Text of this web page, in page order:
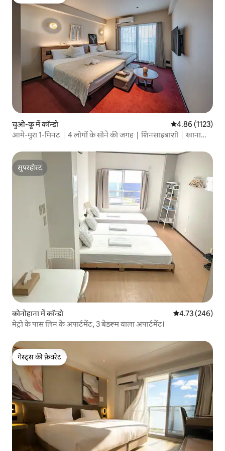
चुओ-कू में कॉन्डो औसत रेटिंग 5 में से
4.86 (1123)
आमे-मुरा 1-मिनट｜4 लोगों के सोने की जगह｜शिनसाइबाशी｜खाना
सुपरहोस्ट
सुपरहोस्ट
कोनोहाना में कॉन्डो औसत रेटिंग 5 में से
4.73 (246)
मेट्रो के पास लिन के अपार्टमेंट, 3 बेडरूम वाला अपार्टमेंट।
गेस्ट्स की फ़ेवरेट
गेस्ट्स की फ़ेवरेट